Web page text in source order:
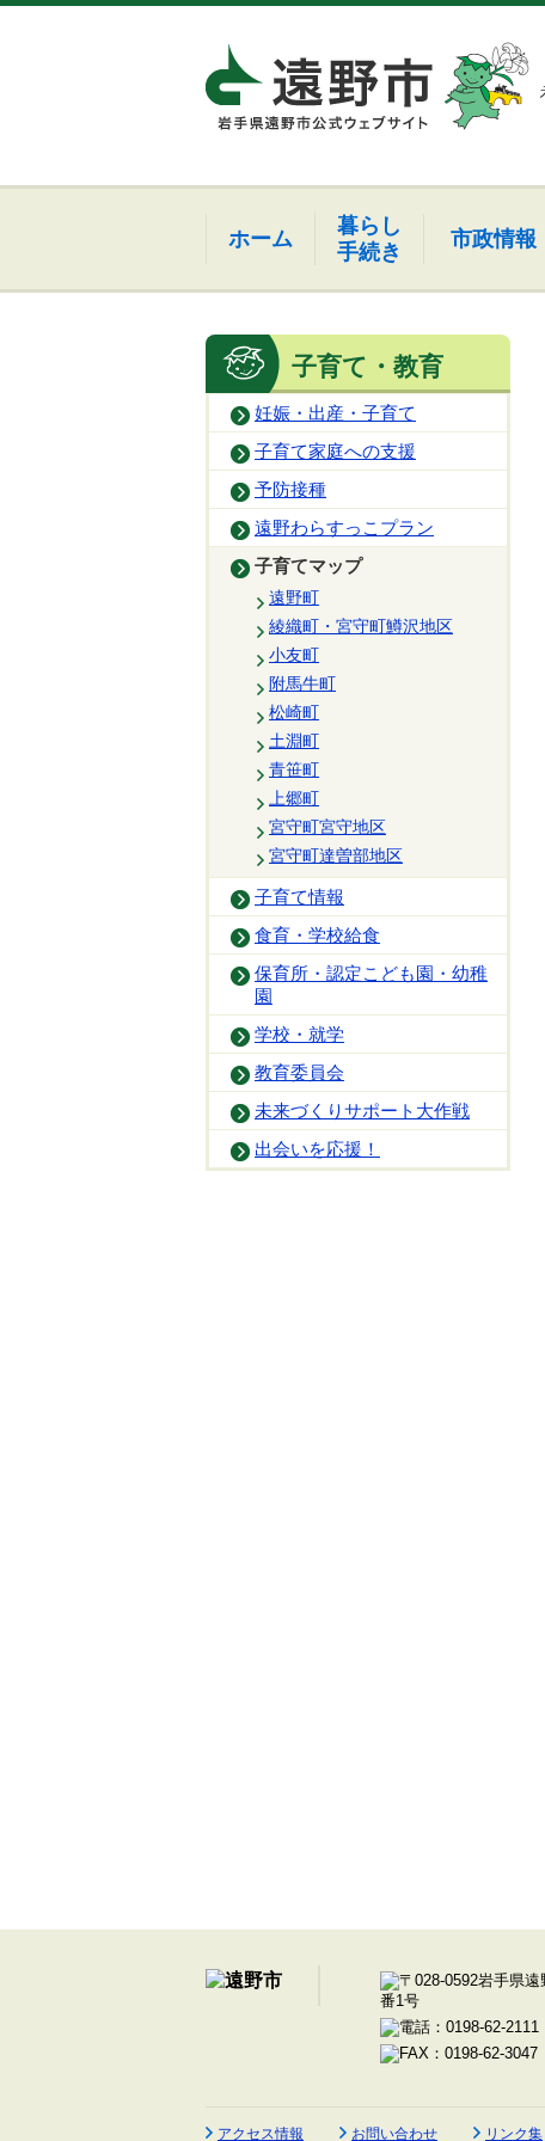
ホーム
暮らし
手続き
市政情報
子育て・教育
妊娠・出産・子育て
子育て家庭への支援
予防接種
遠野わらすっこプラン
子育てマップ
遠野町
綾織町・宮守町鱒沢地区
小友町
附馬牛町
松崎町
土淵町
青笹町
上郷町
宮守町宮守地区
宮守町達曽部地区
子育て情報
食育・学校給食
保育所・認定こども園・幼稚
園
学校・就学
教育委員会
未来づくりサポート大作戦
出会いを応援！
アクセス情報 お問い合わせ リンク集